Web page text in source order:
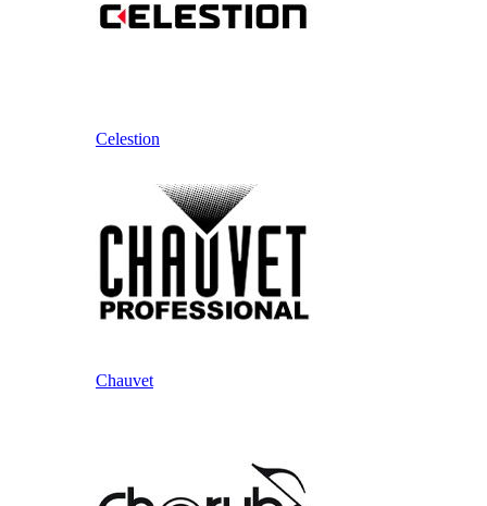
Celestion
Chauvet